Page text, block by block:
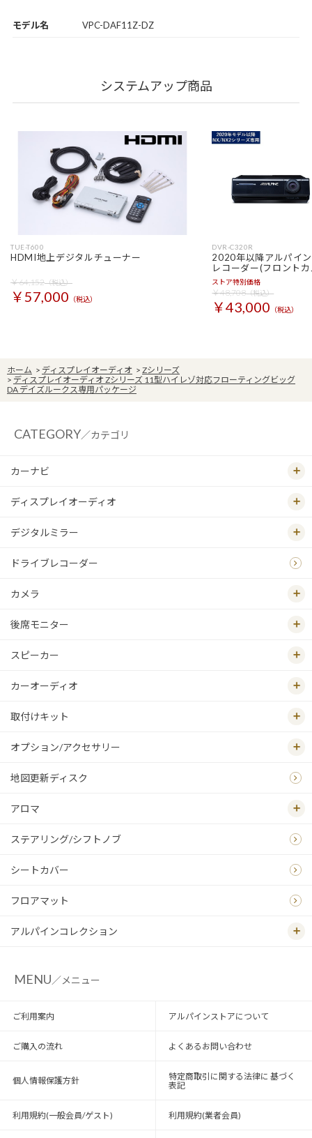
モデル名 VPC-DAF11Z-DZ
システムアップ商品
TUE-T600
HDMI地上デジタルチューナー
￥64,152（税込）
￥57,000 （税込）
DVR-C320R
2020年以降アルパイ
レコーダー(フロント
ストア特別価格
￥48,708（税込）
￥43,000 （税込）
ホーム > ディスプレイオーディオ > Zシリーズ
> ディスプレイオーディオ Zシリーズ 11型ハイレゾ対応フローティングビッグ
DA デイズルークス専用パッケージ
CATEGORY／カテゴリ
カーナビ
ディスプレイオーディオ
デジタルミラー
ドライブレコーダー
カメラ
後席モニター
スピーカー
カーオーディオ
取付けキット
オプション/アクセサリー
地図更新ディスク
アロマ
ステアリング/シフトノブ
シートカバー
フロアマット
アルパインコレクション
MENU／メニュー
ご利用案内 アルパインストアについて
ご購入の流れ よくあるお問い合わせ
個人情報保護方針
特定商取引に関する法律に 基づく
表記
利用規約(一般会員/ゲスト) 利用規約(業者会員)